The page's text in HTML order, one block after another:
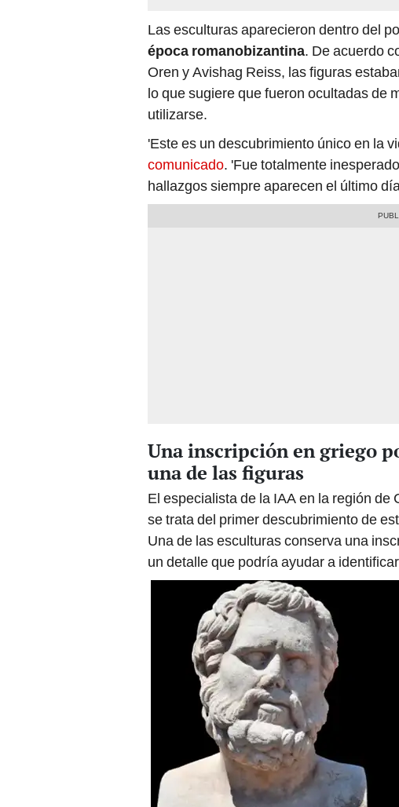
Las esculturas aparecieron dentro del
época romanobizantina. De acuerdo
Oren y Avishag Reiss, las figuras
lo que sugiere que fueron ocultadas de
utilizarse.
'Este es un descubrimiento único en la
comunicado. 'Fue totalmente
hallazgos siempre aparecen el último
Una inscripción en griego
una de las figuras
El especialista de la IAA en la región
se trata del primer descubrimiento de
Una de las esculturas conserva una
un detalle que podría ayudar a